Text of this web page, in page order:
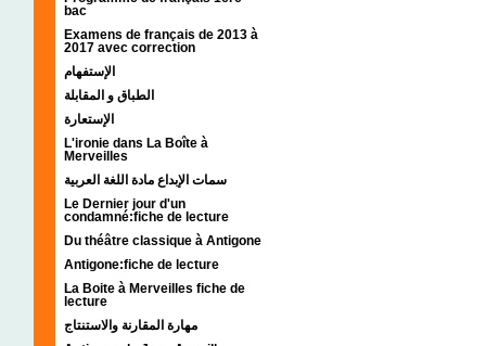
bac
Examens de français de 2013 à
2017 avec correction
الإستفهام
الطباق و المقابلة
الإستعارة
L'ironie dans La Boîte à
Merveilles
سمات الإبداع مادة اللغة العربية
Le Dernier jour d'un
condamné:fiche de lecture
Du théâtre classique à Antigone
Antigone:fiche de lecture
La Boite à Merveilles fiche de
lecture
مهارة المقارنة والاستنتاج